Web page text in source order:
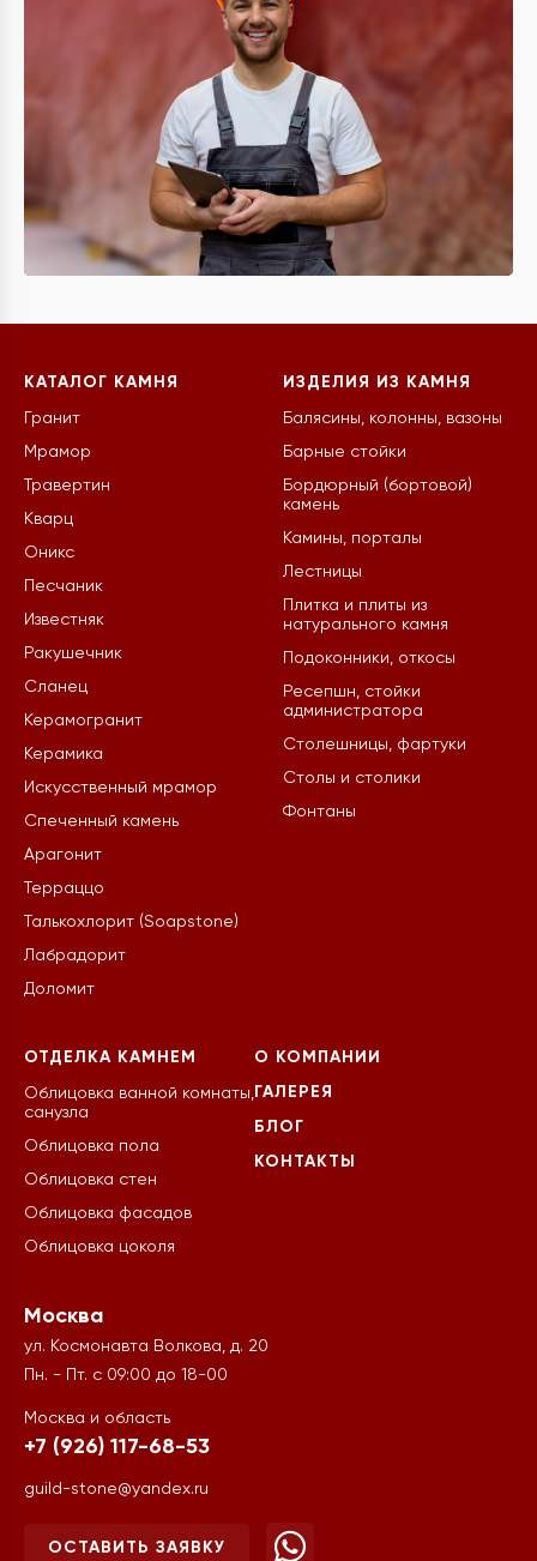
КАТАЛОГ КАМНЯ
Гранит
Мрамор
Травертин
Кварц
Оникс
Песчаник
Известняк
Ракушечник
Сланец
Керамогранит
Керамика
Искусственный мрамор
Спеченный камень
Арагонит
Терраццо
Талькохлорит (Soapstone)
Лабрадорит
Доломит
ИЗДЕЛИЯ ИЗ КАМНЯ
Балясины, колонны, вазоны
Барные стойки
Бордюрный (бортовой)
камень
Камины, порталы
Лестницы
Плитка и плиты из
натурального камня
Подоконники, откосы
Ресепшн, стойки
администратора
Столешницы, фартуки
Столы и столики
Фонтаны
ОТДЕЛКА КАМНЕМ
Облицовка ванной комнаты,
санузла
Облицовка пола
Облицовка стен
Облицовка фасадов
Облицовка цоколя
О КОМПАНИИ
ГАЛЕРЕЯ
БЛОГ
КОНТАКТЫ
Москва
ул. Космонавта Волкова, д. 20
Пн. - Пт. с 09:00 до 18-00
Москва и область
+7 (926) 117-68-53
guild-stone@yandex.ru
ОСТАВИТЬ ЗАЯВКУ